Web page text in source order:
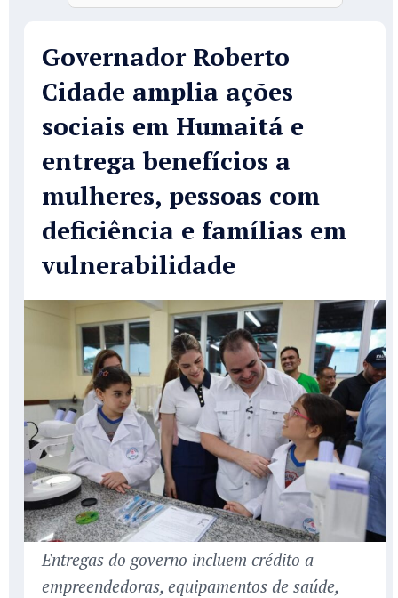
Governador Roberto
Cidade amplia ações
sociais em Humaitá e
entrega benefícios a
mulheres, pessoas com
deficiência e famílias em
vulnerabilidade
Entregas do governo incluem crédito a
empreendedoras, equipamentos de saúde,